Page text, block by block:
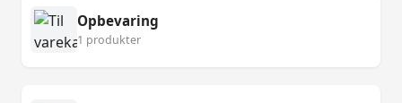
Opbevaring
1 produkter